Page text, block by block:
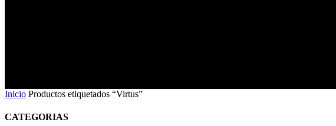
Inicio Productos etiquetados “Virtus”
CATEGORIAS